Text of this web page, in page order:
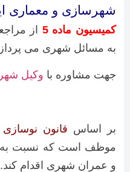
شهرسازی و معماری
کمیسیون ماده 5
از
به مسائل شهری می
جهت مشاوره با وکیل
بر اساس قانون
موظف است که نسبت به
و عمران شهری اقدام کند.